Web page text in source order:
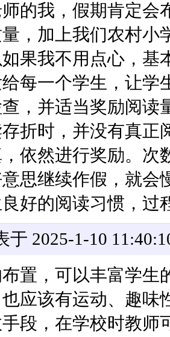
的我，假期肯定会
，加上我们农村小
果我不用点心，基
每一个学生，让学
，并适当奖励阅读
折时，并没有真正
依然进行奖励。次
思继续作假，就会
好的阅读习惯，过
于 2025-1-10
置，可以丰富学生
应该有运动、趣味
段，在学校时教